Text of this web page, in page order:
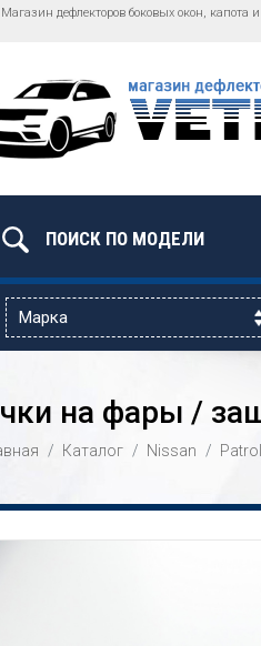
Магазин дефлекторов боковых окон, капота
на фары /
Каталог Nissan Patrol